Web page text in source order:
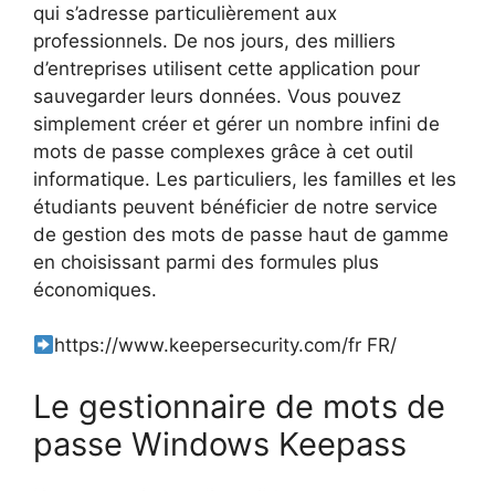
qui s’adresse particulièrement aux
professionnels. De nos jours, des milliers
d’entreprises utilisent cette application pour
sauvegarder leurs données. Vous pouvez
simplement créer et gérer un nombre infini de
mots de passe complexes grâce à cet outil
informatique. Les particuliers, les familles et les
étudiants peuvent bénéficier de notre service
de gestion des mots de passe haut de gamme
en choisissant parmi des formules plus
économiques.
https://www.keepersecurity.com/fr FR/
Le gestionnaire de mots de
passe Windows Keepass